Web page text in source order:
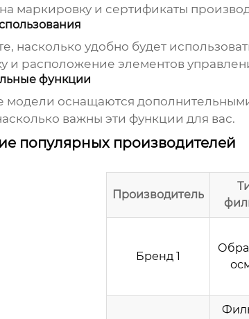
маркировку и сертификаты
насколько удобно будет
и расположение элементов
функции
модели оснащаются
важны эти функции для вас.
популярных производителей
Производитель
Бренд 1